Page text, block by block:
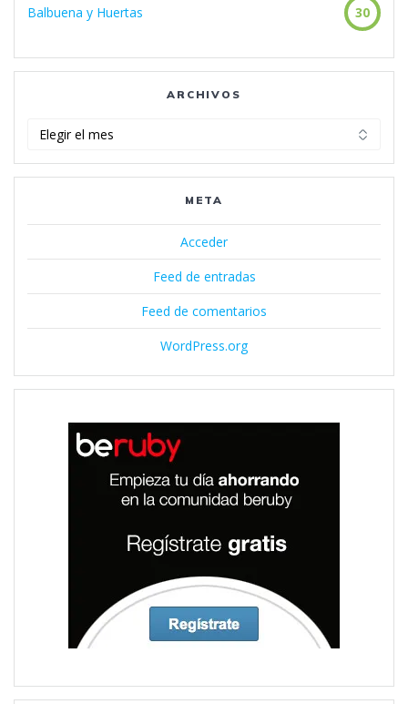
Balbuena y Huertas 30
ARCHIVOS
META
Acceder
Feed de entradas
Feed de comentarios
WordPress.org